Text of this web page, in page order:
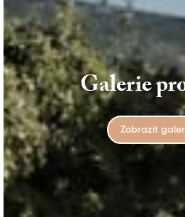
Galerie
Zobrazit